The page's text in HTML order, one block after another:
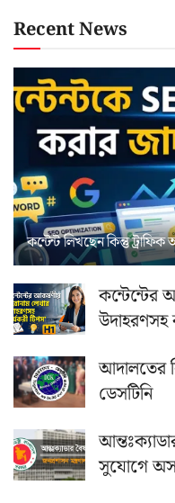
Recent News
কন্টেন্ট লিখছেন কিন্তু
কন্টেন্টের
উদাহরণসহ
আদালতের
ডেসটিনি
সুযোগে